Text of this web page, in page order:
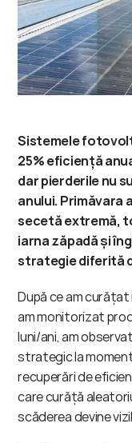
Sistemele
25% eficiență
dar pierderile nu
anului. Primăvara
secetă extremă,
iarna zăpadă și
strategie diferită
După ce am
am monitorizat
luni/ani, am
strategic la
recuperări de
care curăță
scăderea devine